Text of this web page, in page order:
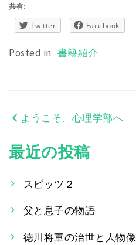
共有:
Twitter Facebook
Posted in 書籍紹介
投
稿
ビ
ゲ
ー
ようこそ、心理学部へ
最近の投稿
スピッツ２
父と息子の物語
徳川将軍の治世と人物像